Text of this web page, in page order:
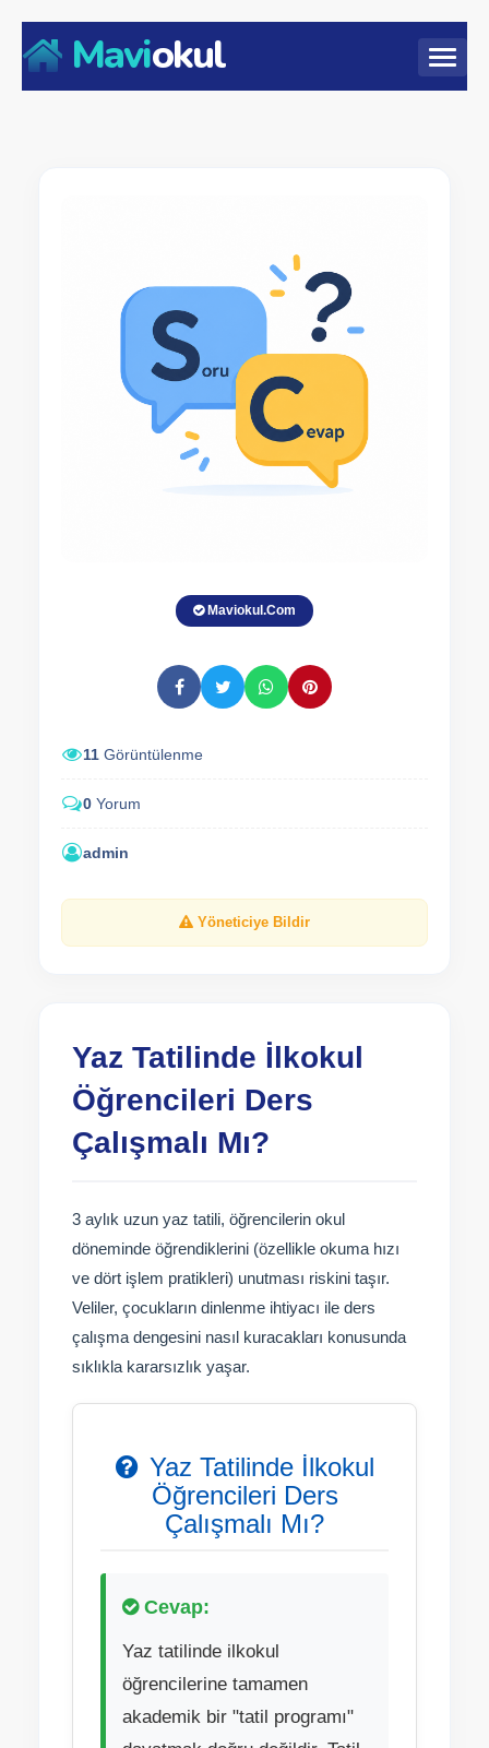
Maviokul
Maviokul.Com
11 Görüntülenme
0 Yorum
admin
Yöneticiye Bildir
Yaz Tatilinde İlkokul
Öğrencileri Ders
Çalışmalı Mı?
3 aylık uzun yaz tatili, öğrencilerin okul
döneminde öğrendiklerini (özellikle okuma hızı
ve dört işlem pratikleri) unutması riskini taşır.
Veliler, çocukların dinlenme ihtiyacı ile ders
çalışma dengesini nasıl kuracakları konusunda
sıklıkla kararsızlık yaşar.
Yaz Tatilinde İlkokul
Öğrencileri Ders
Çalışmalı Mı?
Cevap:
Yaz tatilinde ilkokul
öğrencilerine tamamen
akademik bir "tatil programı"